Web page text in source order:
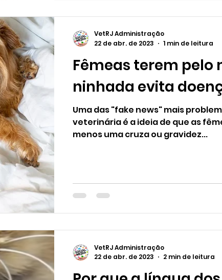
Fêmeas terem pelo
ninhada evita
Uma das "fake news" mais
veterinária é a ideia de que as
menos uma cruza ou gravidez...
VetRJ Administração
22 de abr. de 2023
1 min de leitura
VetRJ Administração
22 de abr. de 2023
2 min de leitura